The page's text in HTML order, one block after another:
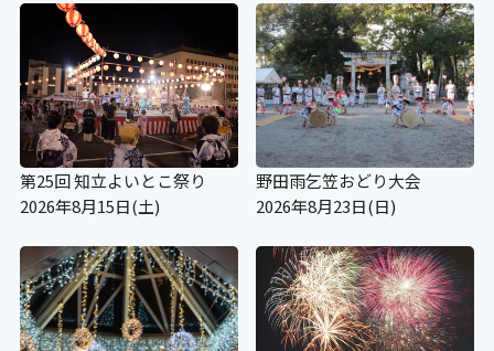
第25回 知立よいとこ祭り
2026年8月15日(土)
野田雨乞笠おどり大会
2026年8月23日(日)